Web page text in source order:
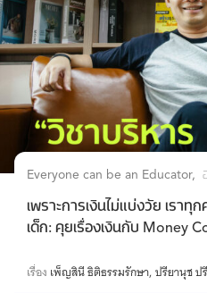
Everyone can be an Educator
เพราะการเงินไม่แบ่งวัย เรา
เด็ก: คุยเรื่องเงินกับ Money
เรื่อง เพ็ญสินี ธิติธรรมรักษา ปรียานุช ป